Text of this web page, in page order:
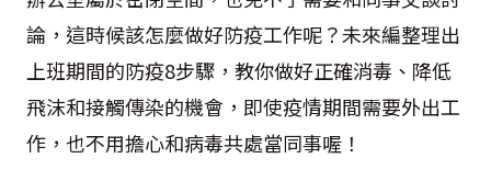
論，這時候該怎麼做好防疫工作呢？未來編整理出
上班期間的防疫8步驟，教你做好正確消毒、降低
飛沫和接觸傳染的機會，即使疫情期間需要外出工
作，也不用擔心和病毒共處當同事喔！